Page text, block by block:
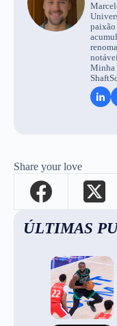
Minha
Share your love
ÚLTIMAS